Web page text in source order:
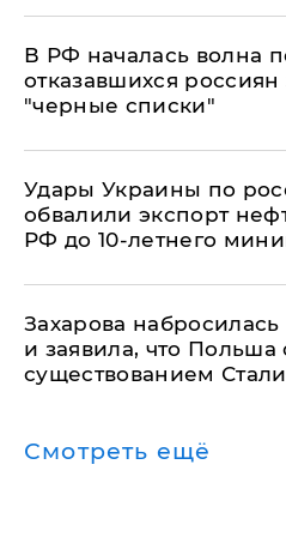
​В РФ началась волна
отказавшихся россиян
"черные списки"
Удары Украины по
обвалили экспорт
РФ до 10-летнего
​Захарова
и заявила, что Польша
существованием
Смотреть ещё